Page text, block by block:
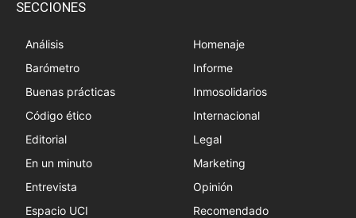
SECCIONES
Análisis
Barómetro
Buenas prácticas
Código ético
Editorial
En un minuto
Entrevista
Espacio UCI
Homenaje
Informe
Inmosolidarios
Internacional
Legal
Marketing
Opinión
Recomendado